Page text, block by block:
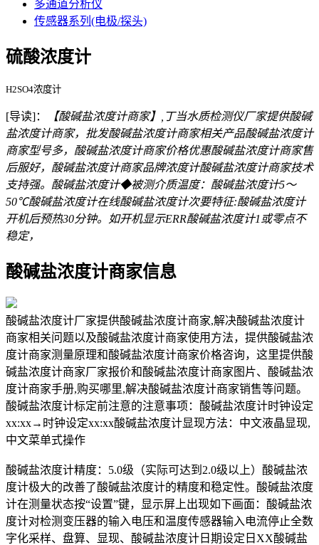
多通道分析仪
传感器系列(电极/探头)
硫酸浓度计
H2SO4浓度计
[导读]：
【酸碱盐浓度计商家】,丁当水质检测仪厂家提供酸碱
盐浓度计商家，批发酸碱盐浓度计商家相关产品酸碱盐浓度计
商家型号多，酸碱盐浓度计商家价格优惠酸碱盐浓度计商家售
后服好，酸碱盐浓度计商家品牌浓度计酸碱盐浓度计商家技术
支持强。酸碱盐浓度计◆被测介质温度：酸碱盐浓度计5～
50℃酸碱盐浓度计在线酸碱盐浓度计次要特征:酸碱盐浓度计
开机后预热30分钟。如开机显示ERR酸碱盐浓度计1或零点不
稳定，
酸碱盐浓度计商家信息
酸碱盐浓度计厂家提供酸碱盐浓度计商家,解决酸碱盐浓度计
商家相关问题以及酸碱盐浓度计商家使用方法，提供酸碱盐浓
度计商家测量原理和酸碱盐浓度计商家价格咨询，这里提供酸
碱盐浓度计商家厂家报价和酸碱盐浓度计商家图片、酸碱盐浓
度计商家手册,购买哪里,解决酸碱盐浓度计商家销售等问题。
酸碱盐浓度计标定前注意的注意事项：酸碱盐浓度计时钟设定
xx:xx→时钟设定xx:xx酸碱盐浓度计显现方法：中文液晶显现,
中文菜单式操作
酸碱盐浓度计精度：5.0级（实际可达到2.0级以上）酸碱盐浓
度计极大的改善了酸碱盐浓度计的精度和稳定性。酸碱盐浓度
计在测量状态按“设置”键，显示屏上出现如下画面：酸碱盐浓
度计对检测变压器的输入电压和温度传感器输入电流停止全数
字化采样、盘算、显现、酸碱盐浓度计日期设定日XX酸碱盐